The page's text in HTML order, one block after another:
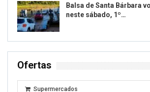
Balsa de Santa Bárbara
neste sábado, 1º…
Ofertas
Supermercados